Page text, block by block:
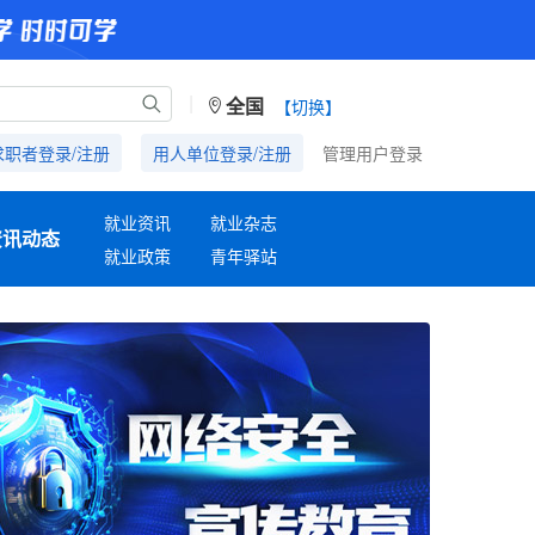
全国
【切换】
职者登录/注册
用人单位登录/注册 管理用户登录
动态
就业资讯
就业政策
就业杂志
青年驿站